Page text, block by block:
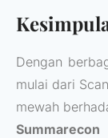
Dengan
mulai dari
mewah